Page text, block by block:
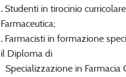
. Studenti in tirocinio
Farmaceutica;
. Farmacisti in formazione
il Diploma di
Specializzazione in Farmacia